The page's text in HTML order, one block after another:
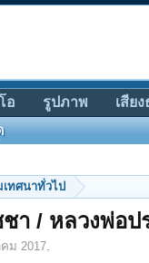
เทศนาทั่วไป
า / หลวงพ่อป
ม 2017.
อ รูปภาพ เสีย